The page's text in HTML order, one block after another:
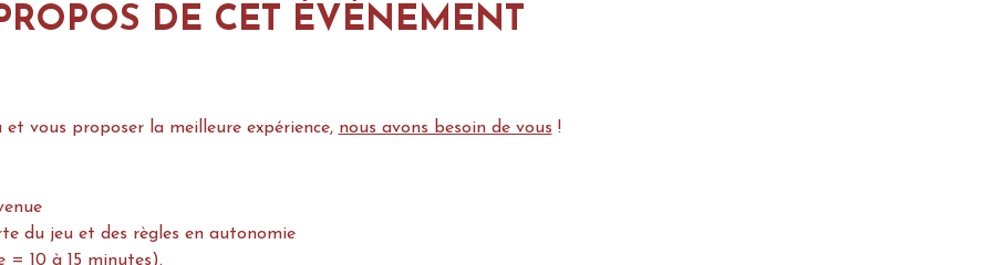
DE CET ÉVÉNEMENT
vous proposer la meilleure expérience, nous avons besoin de vous !
du jeu et des règles en autonomie
= 10 à 15 minutes).